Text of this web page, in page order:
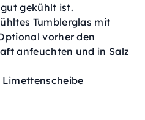
gekühlt ist.
Tumblerglas mit
vorher den
anfeuchten und in Salz
Limettenscheibe